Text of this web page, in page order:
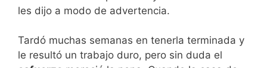
les dijo a modo de advertencia.
Tardó muchas semanas en tenerla terminada y
le resultó un trabajo duro, pero sin duda el